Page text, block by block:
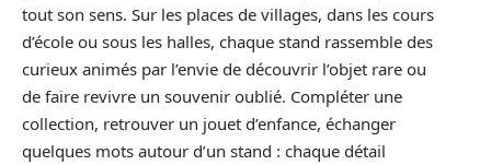
tout son sens. Sur les places de villages, dans les cours
d’école ou sous les halles, chaque stand rassemble des
curieux animés par l’envie de découvrir l’objet rare ou
de faire revivre un souvenir oublié. Compléter une
collection, retrouver un jouet d’enfance, échanger
quelques mots autour d’un stand : chaque détail